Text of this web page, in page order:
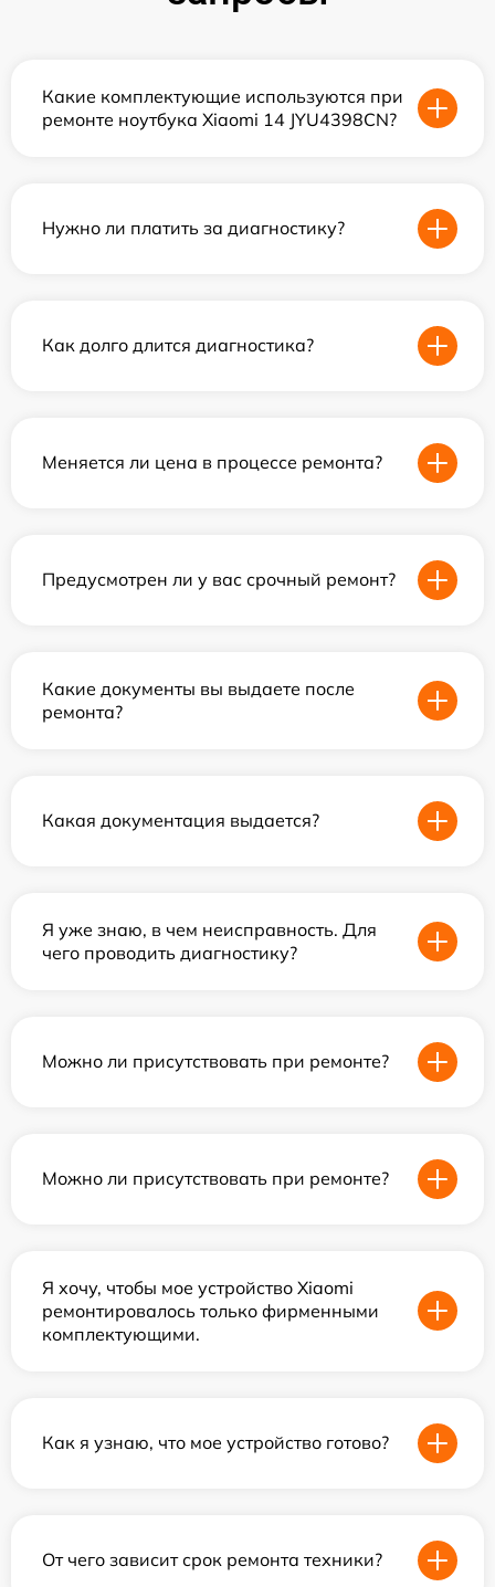
Какие комплектующие используются при
ремонте ноутбука Xiaomi 14 JYU4398CN?
Нужно ли платить за диагностику?
Как долго длится диагностика?
Меняется ли цена в процессе ремонта?
Предусмотрен ли у вас срочный ремонт?
Какие документы вы выдаете после
ремонта?
Какая документация выдается?
Я уже знаю, в чем неисправность. Для
чего проводить диагностику?
Можно ли присутствовать при ремонте?
Можно ли присутствовать при ремонте?
Я хочу, чтобы мое устройство Xiaomi
ремонтировалось только фирменными
комплектующими.
Как я узнаю, что мое устройство готово?
От чего зависит срок ремонта техники?